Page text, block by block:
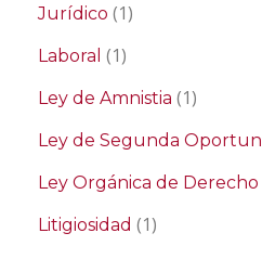
Jurídico (1)
Laboral (1)
Ley de Amnistia (1)
Ley de Segunda
Ley Orgánica de
Litigiosidad (1)